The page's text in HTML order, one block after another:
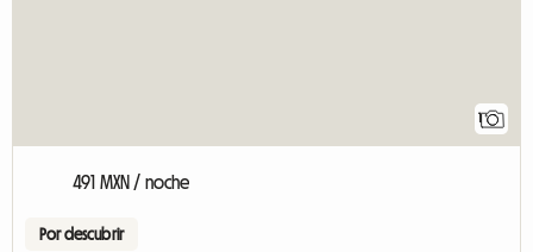
1
491 MXN / noche
Por descubrir